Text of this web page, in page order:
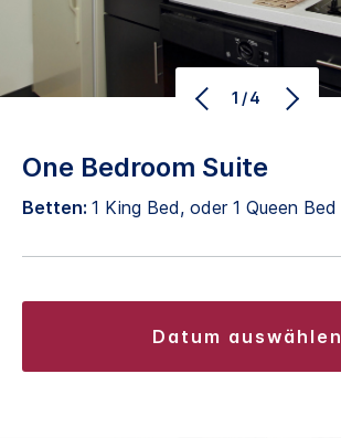
1/4
One Bedroom Suite
Betten: 1 King Bed, oder 1 Queen Bed
datum auswählen